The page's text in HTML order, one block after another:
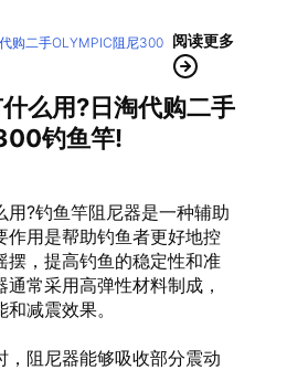
购二手OLYMPIC阻尼300
阅读更多
么用?日淘代购二手
钓鱼竿!
用?钓鱼竿阻尼器是一种辅助
作用是帮助钓鱼者更好地控
摆，提高钓鱼的稳定性和准
常采用高弹性材料制成，
减震效果。
，阻尼器能够吸收部分震动